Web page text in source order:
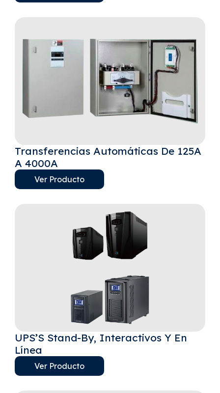
Transferencias Automáticas De 125A
A 4000A
Ver Producto
UPS’S Stand-By, Interactivos Y En
Línea
Ver Producto